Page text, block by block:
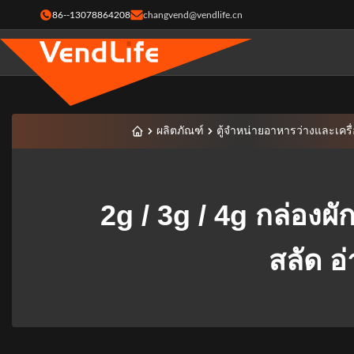
86--13078864208 changvend@vendlife.cn
ผลิตภัณฑ์ ตู้จำหน่ายอาหารว่างและเค
2g / 3g / 4g กล่อง
สลัด อ่